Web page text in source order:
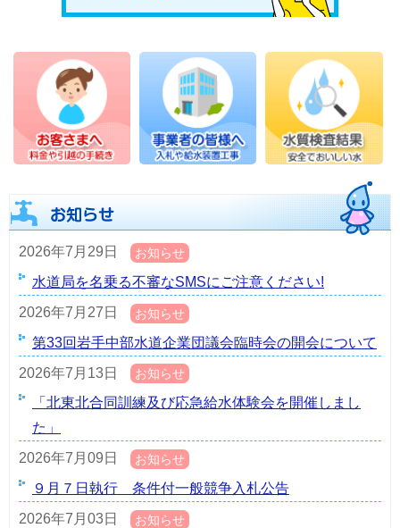
2026年7月29日 お知らせ
水道局を名乗る不審なSMSにご注意ください!
2026年7月27日
お知らせ
第33回岩手中部水道企業団議会臨時会の開会について
2026年7月13日
お知らせ
「北東北合同訓練及び応急給水体験会を開催しまし
た」
2026年7月09日
お知らせ
９月７日執行 条件付一般競争入札公告
2026年7月03日
お知らせ